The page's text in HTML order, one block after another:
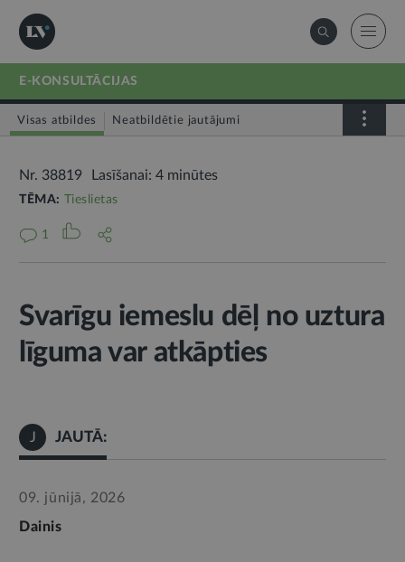
E-KONSULTĀCIJAS
Visas atbildes Neatbildētie jautājumi
Nr. 38819 Lasīšanai: 4 minūtes
TĒMA: Tieslietas
1
Svarīgu iemeslu dēļ no uztura
līguma var atkāpties
J JAUTĀ:
09. jūnijā, 2026
Dainis